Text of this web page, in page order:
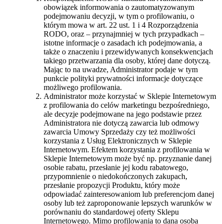
obowiązek informowania o zautomatyzowanym
podejmowaniu decyzji, w tym o profilowaniu, o
którym mowa w art. 22 ust. 1 i 4 Rozporządzenia
RODO, oraz – przynajmniej w tych przypadkach –
istotne informacje o zasadach ich podejmowania, a
także o znaczeniu i przewidywanych konsekwencjach
takiego przetwarzania dla osoby, której dane dotyczą.
Mając to na uwadze, Administrator podaje w tym
punkcie polityki prywatności informacje dotyczące
możliwego profilowania.
Administrator może korzystać w Sklepie Internetowym
z profilowania do celów marketingu bezpośredniego,
ale decyzje podejmowane na jego podstawie przez
Administratora nie dotyczą zawarcia lub odmowy
zawarcia Umowy Sprzedaży czy też możliwości
korzystania z Usług Elektronicznych w Sklepie
Internetowym. Efektem korzystania z profilowania w
Sklepie Internetowym może być np. przyznanie danej
osobie rabatu, przesłanie jej kodu rabatowego,
przypomnienie o niedokończonych zakupach,
przesłanie propozycji Produktu, który może
odpowiadać zainteresowaniom lub preferencjom danej
osoby lub też zaproponowanie lepszych warunków w
porównaniu do standardowej oferty Sklepu
Internetowego. Mimo profilowania to dana osoba